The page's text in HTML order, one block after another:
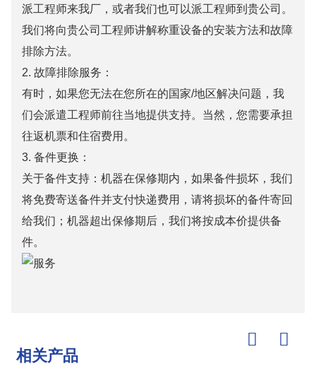
派工程师来我厂，或者我们也可以派工程师到贵公司。
我们将向贵公司工程师讲解称重设备的安装方法和故障
排除方法。
2. 故障排除服务：
有时，如果您无法在您所在的国家/地区解决问题，我
们会派遣工程师前往当地提供支持。当然，您需要承担
往返机票和住宿费用。
3. 备件更换：
关于备件支持：机器在保修期内，如果备件损坏，我们
将免费寄送备件并支付快递费用，请将损坏的备件寄回
给我们；机器超出保修期后，我们将按成本价提供备
件。
相关产品